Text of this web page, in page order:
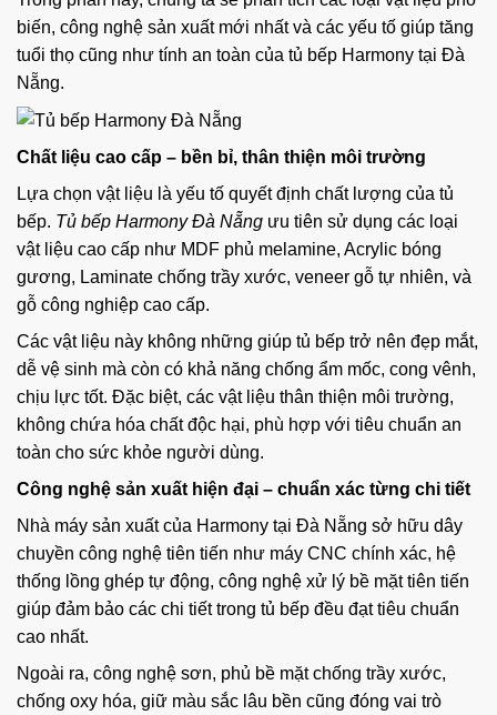
biến, công nghệ sản xuất mới nhất và các yếu tố giúp tăng
tuổi thọ cũng như tính an toàn của tủ bếp Harmony tại Đà
Nẵng.
Chất liệu cao cấp – bền bỉ, thân thiện môi trường
Lựa chọn vật liệu là yếu tố quyết định chất lượng của tủ
bếp. Tủ bếp Harmony Đà Nẵng ưu tiên sử dụng các loại
vật liệu cao cấp như MDF phủ melamine, Acrylic bóng
gương, Laminate chống trầy xước, veneer gỗ tự nhiên, và
gỗ công nghiệp cao cấp.
Các vật liệu này không những giúp tủ bếp trở nên đẹp mắt,
dễ vệ sinh mà còn có khả năng chống ẩm mốc, cong vênh,
chịu lực tốt. Đặc biệt, các vật liệu thân thiện môi trường,
không chứa hóa chất độc hại, phù hợp với tiêu chuẩn an
toàn cho sức khỏe người dùng.
Công nghệ sản xuất hiện đại – chuẩn xác từng chi tiết
Nhà máy sản xuất của Harmony tại Đà Nẵng sở hữu dây
chuyền công nghệ tiên tiến như máy CNC chính xác, hệ
thống lồng ghép tự động, công nghệ xử lý bề mặt tiên tiến
giúp đảm bảo các chi tiết trong tủ bếp đều đạt tiêu chuẩn
cao nhất.
Ngoài ra, công nghệ sơn, phủ bề mặt chống trầy xước,
chống oxy hóa, giữ màu sắc lâu bền cũng đóng vai trò